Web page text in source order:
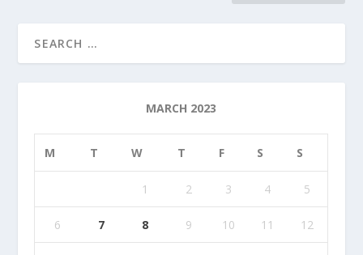
MARCH 2023
M T W T F S S
1 2 3 4 5
6 7 8 9 10 11 12